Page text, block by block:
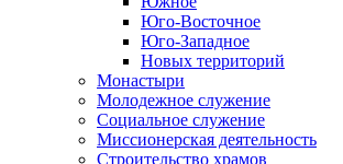
Юго-Восточное
Юго-Западное
Новых территорий
Монастыри
Молодежное служение
Социальное служение
Миссионерская деятельность
Строительство храмов